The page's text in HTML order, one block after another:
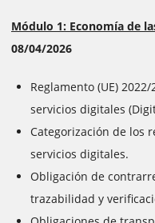
Módulo 1: Economía de
08/04/2026
Reglamento (UE)
servicios digitales
Categorización de los
servicios digitales.
Obligación de
trazabilidad y